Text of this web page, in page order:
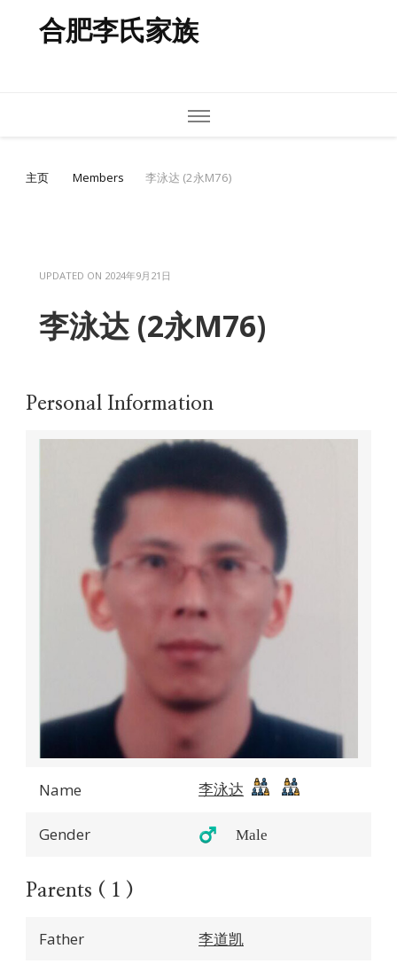
合肥李氏家族
主页 Members 李泳达 (2永M76)
UPDATED ON 2024年9月21日
李泳达 (2永M76)
Personal Information
Name 李泳达
Gender ♂️ Male
Parents ( 1 )
Father 李道凯